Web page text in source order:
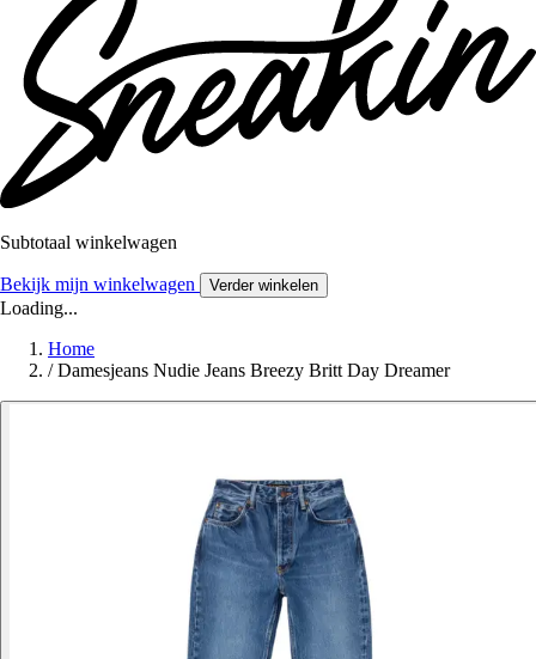
Subtotaal winkelwagen
Bekijk mijn winkelwagen Verder winkelen
Loading...
Home
/ Damesjeans Nudie Jeans Breezy Britt Day Dreamer